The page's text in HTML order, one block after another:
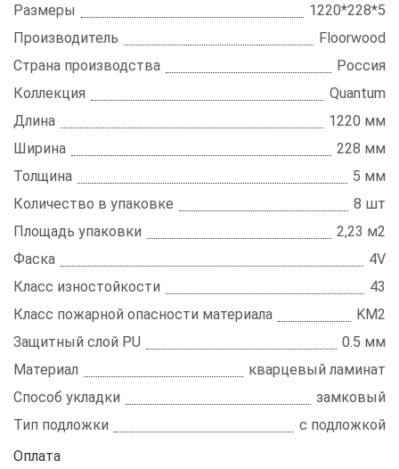
Размеры
1220*228*5
Производитель
Floorwood
Страна производства
Россия
Коллекция
Quantum
Длина
1220 мм
Ширина
228 мм
Толщина
5 мм
Количество в упаковке
8 шт
Площадь упаковки
2,23 м2
Фаска
4V
Класс изностойкости
43
Класс пожарной опасности материала
KM2
Защитный слой PU
0.5 мм
Материал
кварцевый ламинат
Способ укладки
замковый
Тип подложки
с подложкой
Оплата